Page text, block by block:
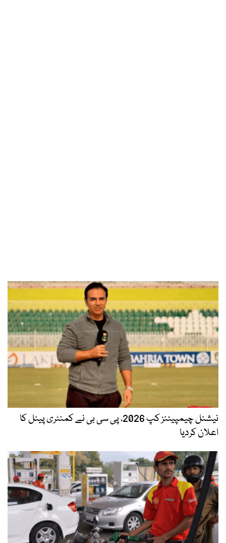
نیشنل چیمپیئنز کپ 2026، پی سی بی نے کمنٹری پینل کا
اعلان کردیا